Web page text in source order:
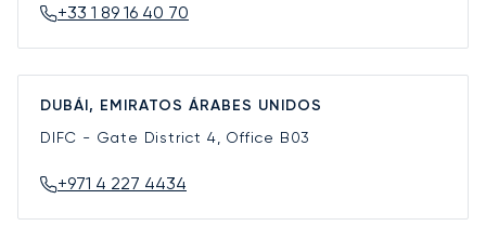
+33 1 89 16 40 70
DUBÁI, EMIRATOS ÁRABES UNIDOS
DIFC - Gate District 4, Office B03
+971 4 227 4434